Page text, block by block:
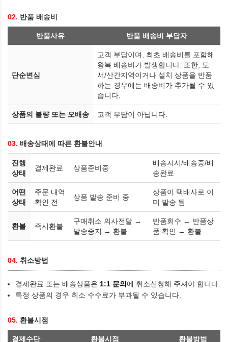
02. 반품 배송비
반품사유 반품 배송비 부담자
단순변심
고객 부담이며, 최초 배송비를 포함해
왕복 배송비가 발생합니다. 또한, 도
서/산간지역이거나 설치 상품을 반품
하는 경우에는 배송비가 추가될 수 있
습니다.
상품의 불량 또는 오배송 고객 부담이 아닙니다.
03. 배송상태에 따른 환불안내
진행
상태
결제완료 상품준비중
배송지시/배송중/배
송완료
어떤
상태
주문 내역
확인 전
상품 발송 준비 중
상품이 택배사로 이
미 발송 됨
환불 즉시환불
구매취소 의사전달 →
발송중지 → 환불
반품회수 → 반품상
품 확인 → 환불
04. 취소방법
결제완료 또는 배송상품은 1:1 문의에 취소신청해 주셔야 합니다.
특정 상품의 경우 취소 수수료가 부과될 수 있습니다.
05. 환불시점
결제수단 환불시점 환불방법